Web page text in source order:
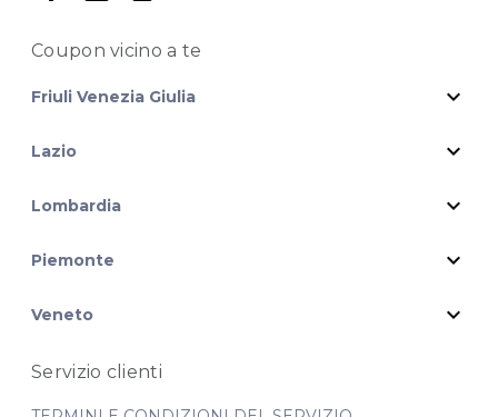
Coupon vicinoa te
Friuli Venezia Giulia expand_more
Lazio expand_more
Lombardia expand_more
Piemonte expand_more
Veneto expand_more
Servizio clienti